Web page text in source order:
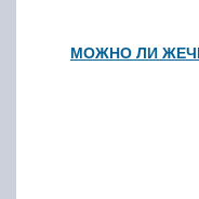
МОЖНО ЛИ